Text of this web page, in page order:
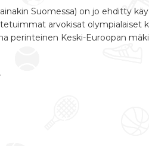
Suomessa) on jo ehditty
arvokisat olympialaiset
perinteinen Keski-Euroopan